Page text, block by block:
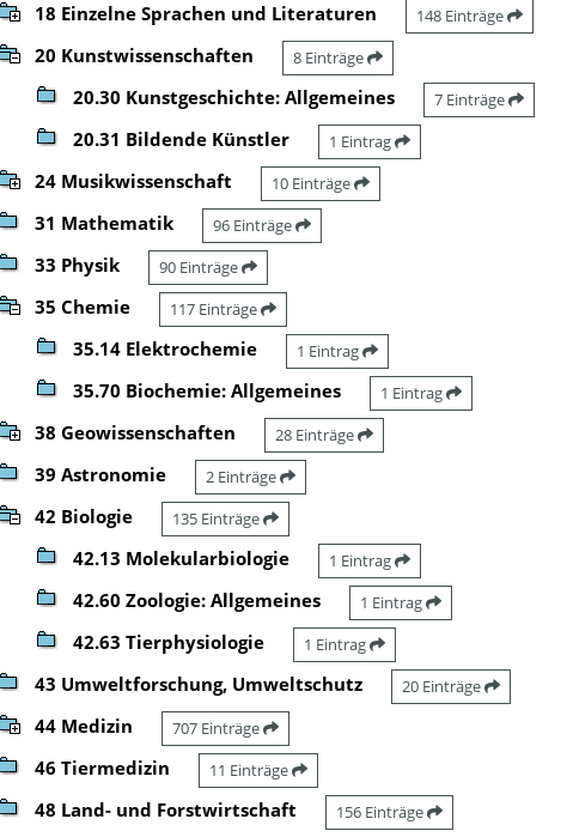
18 Einzelne Sprachen und Literaturen 148 Einträge
20 Kunstwissenschaften 8 Einträge
20.30 Kunstgeschichte: Allgemeines 7 Einträge
20.31 Bildende Künstler 1 Eintrag
24 Musikwissenschaft 10 Einträge
31 Mathematik 96 Einträge
33 Physik 90 Einträge
35 Chemie 117 Einträge
35.14 Elektrochemie 1 Eintrag
35.70 Biochemie: Allgemeines 1 Eintrag
38 Geowissenschaften 28 Einträge
39 Astronomie 2 Einträge
42 Biologie 135 Einträge
42.13 Molekularbiologie 1 Eintrag
42.60 Zoologie: Allgemeines 1 Eintrag
42.63 Tierphysiologie 1 Eintrag
43 Umweltforschung, Umweltschutz 20 Einträge
44 Medizin 707 Einträge
46 Tiermedizin 11 Einträge
48 Land- und Forstwirtschaft 156 Einträge